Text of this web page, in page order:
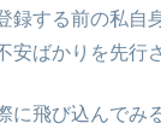
録する前の私自
安ばかりを先行
に飛び込んでみ